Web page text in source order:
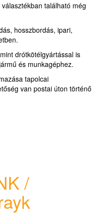
található még
hosszbordás, ipari,
drótkötélgyártással is
és munkagéphez.
tapolcai
van postai úton történő
/